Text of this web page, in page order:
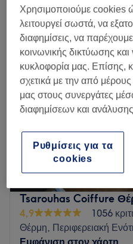
ανταύγειες μισό κεφάλι για γυναίκες
Θεσσαλονίκης
Tsarouhas Coiffure
4,9
1056
Θέρμη, Περιφερειακή
Εμφάνιση στον χάρτη
Χρησιμοποιούμε cookies
λειτουργεί σωστά, να
διαφημίσεις, να
κοινωνικής δικτύωσης
κυκλοφορία μας. Επίσης,
σχετικά με την από
μας στους συνεργάτες
διαφημίσεων και
Ρυθμίσεις για τα
cookies